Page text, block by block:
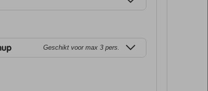
Geschikt voor max 3 pers.